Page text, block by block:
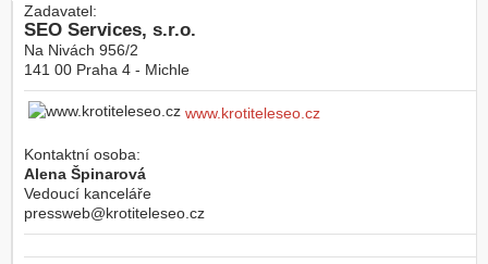
Zadavatel:
SEO Services, s.r.o.
Na Nivách 956/2
141 00 Praha 4 - Michle
www.krotiteleseo.cz
Kontaktní osoba:
Alena Špinarová
Vedoucí kanceláře
pressweb@krotiteleseo.cz